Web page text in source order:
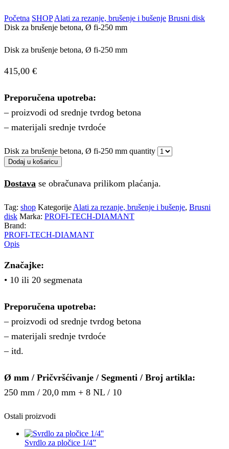
Početna SHOP Alati za rezanje, brušenje i bušenje Brusni disk
Disk za brušenje betona, Ø fi-250 mm
Disk za brušenje betona, Ø fi-250 mm
415,00 €
Preporučena upotreba:
– proizvodi od srednje tvrdog betona
– materijali srednje tvrdoće
Disk za brušenje betona, Ø fi-250 mm quantity
Dodaj u košaricu
Dostava se obračunava prilikom plaćanja.
Tag: shop Kategorije Alati za rezanje, brušenje i bušenje, Brusni
disk Marka: PROFI-TECH-DIAMANT
Brand:
PROFI-TECH-DIAMANT
Opis
Značajke:
• 10 ili 20 segmenata
Preporučena upotreba:
– proizvodi od srednje tvrdog betona
– materijali srednje tvrdoće
– itd.
Ø mm / Pričvršćivanje / Segmenti / Broj artikla:
250 mm / 20,0 mm + 8 NL / 10
Ostali proizvodi
Svrdlo za pločice 1/4”